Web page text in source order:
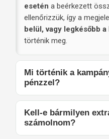
esetén a beérkezett
ellenőrizzük, így a
belül, vagy legkésőbb
történik meg.
Mi történik a
pénzzel?
Kell-e bármilyen
számolnom?